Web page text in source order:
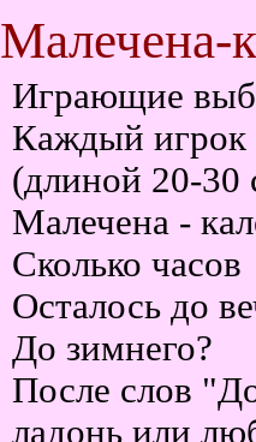
Малечена-
Играющие
Каждый игрок
(длиной 20-30
Малечена -
Сколько часов
Осталось до
До зимнего?
После слов
ладонь или